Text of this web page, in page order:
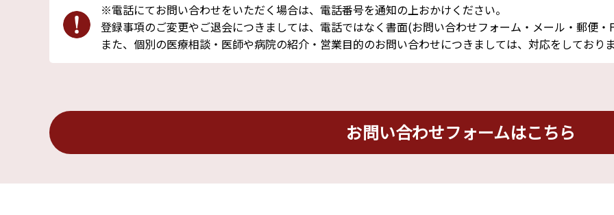
※電話にてお問い合わせをいただく場合は、電話番号を通知の上おかけください。
登録事項のご変更やご退会につきましては、電話ではなく書面(お問い合わせフォーム・メール・郵便・
また、個別の医療相談・医師や病院の紹介・営業目的のお問い合わせにつきましては、対応をしており
お問い合わせフォームはこちら